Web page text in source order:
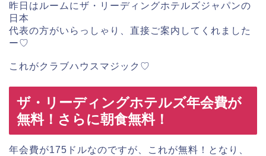
昨日はルームにザ・リーディングホテルズジャパンの
日本
代表の方がいらっしゃり、直接ご案内してくれました
ー♡
これがクラブハウスマジック♡
ザ・リーディングホテルズ年会費が
無料！さらに朝食無料！
年会費が175ドルなのですが、これが無料！となり、